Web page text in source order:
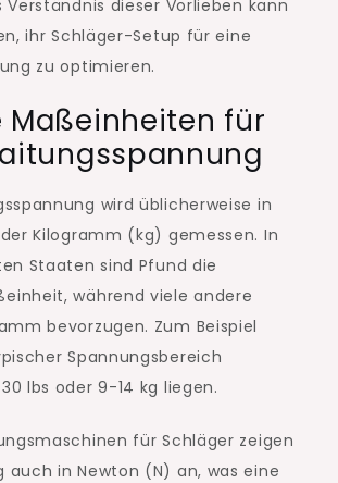
Verständnis dieser Vorlieben kann
ihr Schläger-Setup für eine
zu optimieren.
Maßeinheiten für
wird üblicherweise in
Kilogramm (kg) gemessen. In
Staaten sind Pfund die
während viele andere
bevorzugen. Zum Beispiel
Spannungsbereich
lbs oder 9-14 kg liegen.
für Schläger zeigen
auch in Newton (N) an, was eine